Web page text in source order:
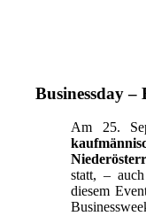
Businessday –
Am 25.
statt, –
diesem